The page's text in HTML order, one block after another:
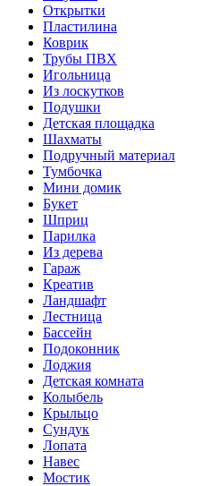
Открытки
Пластилина
Коврик
Трубы ПВХ
Игольница
Из лоскутков
Подушки
Детская площадка
Шахматы
Подручный материал
Тумбочка
Мини домик
Букет
Шприц
Парилка
Из дерева
Гараж
Креатив
Ландшафт
Лестница
Бассейн
Подоконник
Лоджия
Детская комната
Колыбель
Крыльцо
Сундук
Лопата
Навес
Мостик